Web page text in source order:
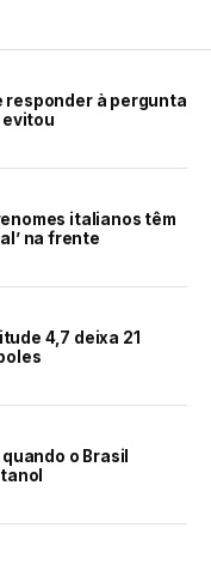
responder à pergunta
evitou
italianos têm
na frente
4,7 deixa 21
o Brasil